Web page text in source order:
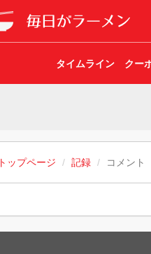
タイムライン クー
トップページ 記録 コメント